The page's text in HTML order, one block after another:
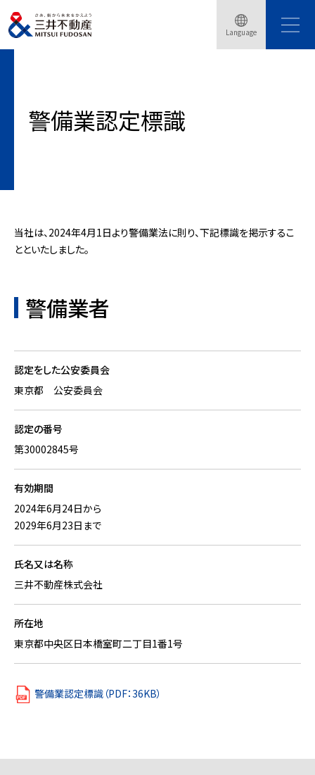
Language
トップページ 警備業認定標識
警備業認定標識
当社は、2024年4月1日より警備業法に則り、下記標識を掲示するこ
とといたしました。
警備業者
認定をした公安委員会
東京都 公安委員会
認定の番号
第30002845号
有効期間
2024年6月24日から
2029年6月23日まで
氏名又は名称
三井不動産株式会社
所在地
東京都中央区日本橋室町二丁目1番1号
警備業認定標識（PDF：36KB）